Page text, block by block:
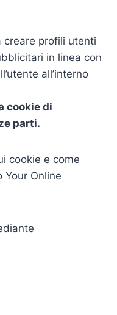
creare profili utenti
in linea con
all’interno
cookie di
parti.
cookie e come
Online